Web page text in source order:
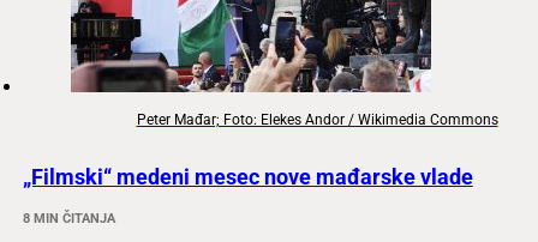
Peter Mađar; Foto: Elekes Andor / Wikimedia Commons
„Filmski“ medeni mesec nove mađarske vlade
8 MIN ČITANJA